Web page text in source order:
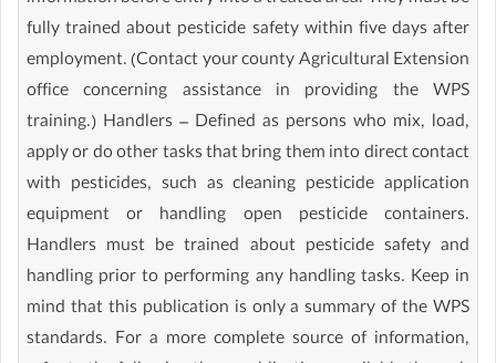
fully trained about pesticide safety within five days after
employment. (Contact your county Agricultural Extension
office concerning assistance in providing the WPS
training.) Handlers – Defined as persons who mix, load,
apply or do other tasks that bring them into direct contact
with pesticides, such as cleaning pesticide application
equipment or handling open pesticide containers.
Handlers must be trained about pesticide safety and
handling prior to performing any handling tasks. Keep in
mind that this publication is only a summary of the WPS
standards. For a more complete source of information,